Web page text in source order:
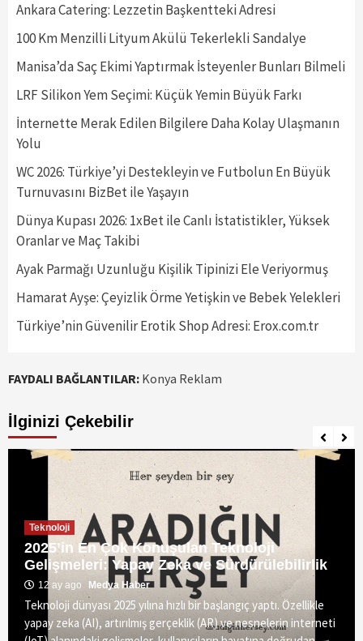
Ankara Catering: Lezzetin Başkentteki Adresi
100 Km Menzilli Lityum Akülü Tekerlekli Sandalye
Manisa’da Saç Ekimi Yaptırmak İsteyenler Bunları Bilmeli
LRF Silikon Yem Seçimi: Küçük Yemin Büyük Farkı
İnternette Merak Edilen Bilgilere Daha Kolay Ulaşmanın
Yolu
WC 2026: Türkiye’yi Destekleyin ve Futbolun En Büyük
Turnuvasını BizBet ile Yaşayın
Dünya Kupası 2026: 1xBet ile Canlı İstatistikler, Yüksek
Oranlar ve Maç Takibi
Ayak Parmağı Uzunluğu Kişilik Tipinizi Ele Veriyormuş
Hamarat Ayşe: Çeyizlik Örme Yetişkin ve Bebek Yelekleri
Türkiye’nin Güvenilir Erotik Shop Adresi: Erox.com.tr
FAYDALI BAĞLANTILAR: Konya Reklam
İlginizi Çekebilir
Teknoloji
2025’in En Çok Konuşulan Teknoloji
Gelişmeleri: Yapay Zeka ve Sürdürülebilirlik
12 ay ago Medya Haber
Teknoloji dünyası 2025 yılına hızlı bir başlangıç yaptı. Özellikle
yapay zeka (AI), artırılmış gerçeklik (AR) ve nesnelerin interneti